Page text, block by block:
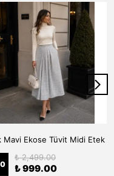
Mavi Ekose Tüvit Midi Etek
₺ 2,499.00
₺ 999.00